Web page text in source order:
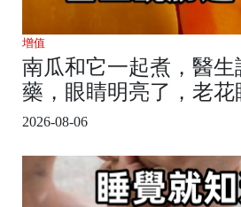
增值
南瓜和它一起煮，醫生
藥，眼睛明亮了，老花
2026-08-06